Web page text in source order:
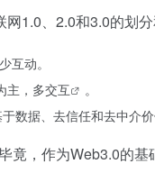
1.0、2.0和3.0的划
互动。
主，多交互
。
数据、去信任和去中介价
，作为Web3.0的